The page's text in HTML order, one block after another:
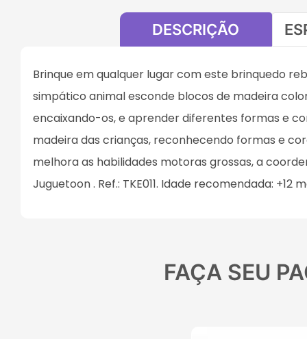
DESCRIÇÃO
Brinque em qualquer lugar com este brinquedo
simpático animal esconde blocos de madeira
encaixando-os, e aprender diferentes formas e
madeira das crianças, reconhecendo formas e
melhora as habilidades motoras grossas, a
Juguetoon . Ref.: TKE011. Idade recomendada: +12
FAÇA SEU